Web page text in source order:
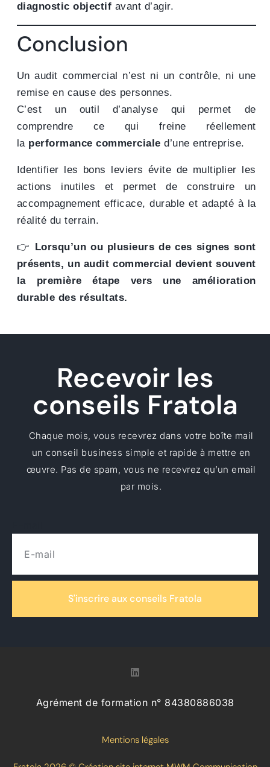
diagnostic objectif avant d’agir.
Conclusion
Un audit commercial n’est ni un contrôle, ni une
remise en cause des personnes.
C’est un outil d’analyse qui permet de
comprendre ce qui freine réellement
la performance commerciale d’une entreprise.
Identifier les bons leviers évite de multiplier les
actions inutiles et permet de construire un
accompagnement efficace, durable et adapté à la
réalité du terrain.
👉 Lorsqu’un ou plusieurs de ces signes sont
présents, un audit commercial devient souvent
la première étape vers une amélioration
durable des résultats.
Recevoir les
conseils Fratola
Chaque mois, vous recevrez dans votre boîte mail
un conseil business simple et rapide à mettre en
œuvre. Pas de spam, vous ne recevrez qu’un email
par mois.
S'inscrire aux conseils Fratola
Agrément de formation n° 84380886038
Mentions légales